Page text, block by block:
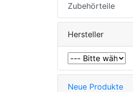
Zubehörteile
Hersteller
Neue Produkte